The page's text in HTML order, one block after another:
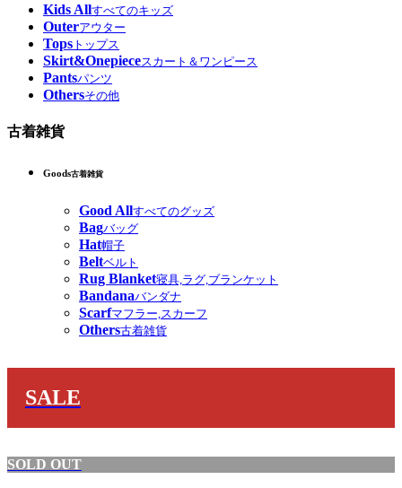
Kids Allすべてのキッズ
Outerアウター
Tops トップス
Skirt&Onepieceスカート＆ワンピース
Pantsパンツ
Othersその他
古着雑貨
Goods古着雑貨
Good Allすべてのグッズ
Bagバッグ
Hat帽子
Beltベルト
Rug Blanket寝具,ラグ,ブランケット
Bandanaバンダナ
Scarfマフラー,スカーフ
Others古着雑貨
SALE
SOLD OUT